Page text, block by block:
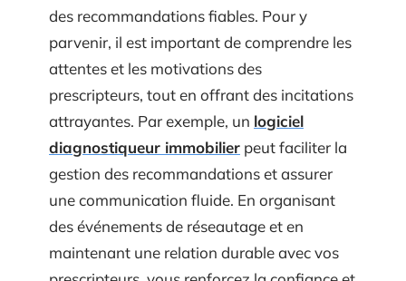
des recommandations fiables. Pour y
parvenir, il est important de comprendre les
attentes et les motivations des
prescripteurs, tout en offrant des incitations
attrayantes. Par exemple, un logiciel
diagnostiqueur immobilier peut faciliter la
gestion des recommandations et assurer
une communication fluide. En organisant
des événements de réseautage et en
maintenant une relation durable avec vos